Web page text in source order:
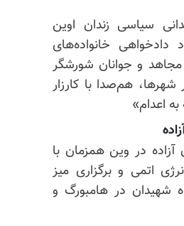
سیاسی زندان اوین
دادخواهی خانواده‌های
مجاهد و جوانان شورشگر
هم‌صدا با کارزار
اعدام»
آزاده در وین همزمان با
اتمی و برگزاری میز
شهیدان در هامبورگ و